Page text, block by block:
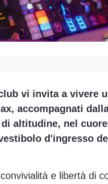
vi invita a vivere
accompagnati
altitudine, nel
d'ingresso
e libertà di